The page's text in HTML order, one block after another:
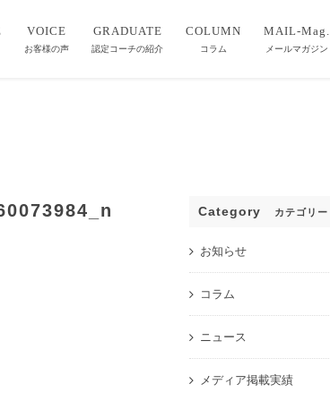
VOICE
お客様の声
GRADUATE
認定コーチの紹介
COLUMN
コラム
MAIL-Mag.
メールマガジン
Category カテゴリー
お知らせ
コラム
ニュース
メディア掲載実績